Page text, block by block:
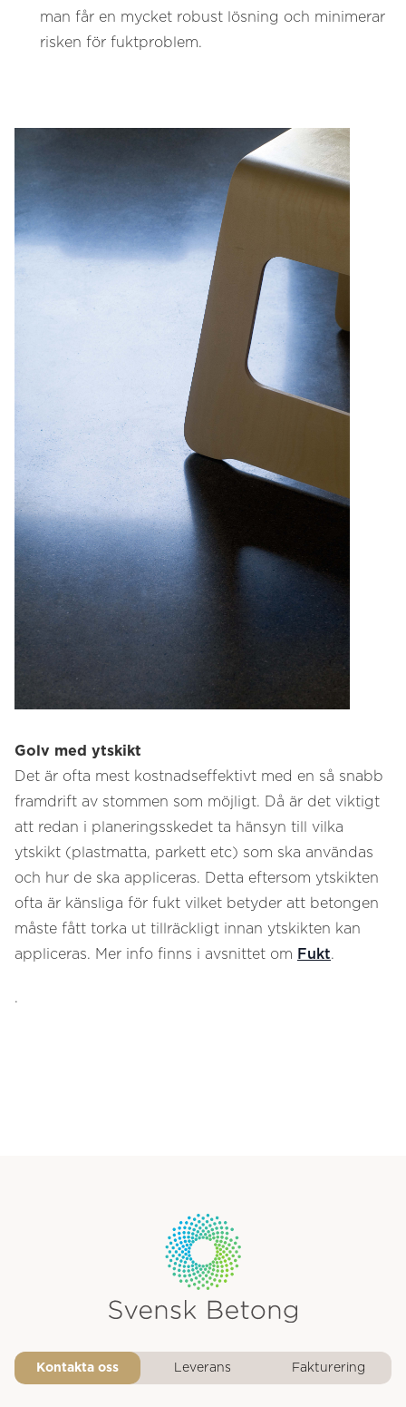
man får en mycket robust lösning och minimerar
risken för fuktproblem.
Golv med ytskikt
Det är ofta mest kostnadseffektivt med en så snabb
framdrift av stommen som möjligt. Då är det viktigt
att redan i planeringsskedet ta hänsyn till vilka
ytskikt (plastmatta, parkett etc) som ska användas
och hur de ska appliceras. Detta eftersom ytskikten
ofta är känsliga för fukt vilket betyder att betongen
måste fått torka ut tillräckligt innan ytskikten kan
appliceras. Mer info finns i avsnittet om Fukt.
.
Kontakta oss Leverans Fakturering